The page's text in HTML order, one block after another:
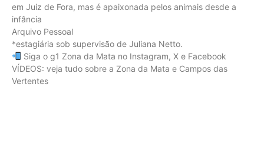
em Juiz de Fora, mas é apaixonada pelos animais desde a
infância
Arquivo Pessoal
*estagiária sob supervisão de Juliana Netto.
Siga o g1 Zona da Mata no Instagram, X e Facebook
VÍDEOS: veja tudo sobre a Zona da Mata e Campos das
Vertentes